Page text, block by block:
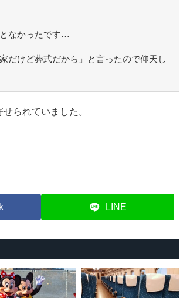
なかったです…
だけど葬式だから」と言ったので仰天し
られていました。
LINE